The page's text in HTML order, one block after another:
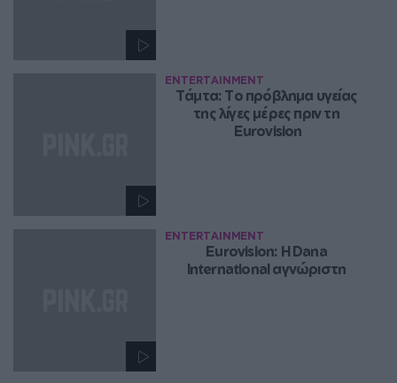
ENTERTAINMENT
Tάμτα: Tο πρόβλημα υγείας
της λίγες μέρες πριν τη
Eurovision
ENTERTAINMENT
Eurovision: Η Dana
International αγνώριστη